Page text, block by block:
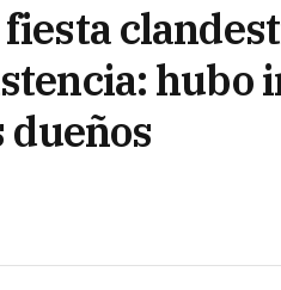
dueños